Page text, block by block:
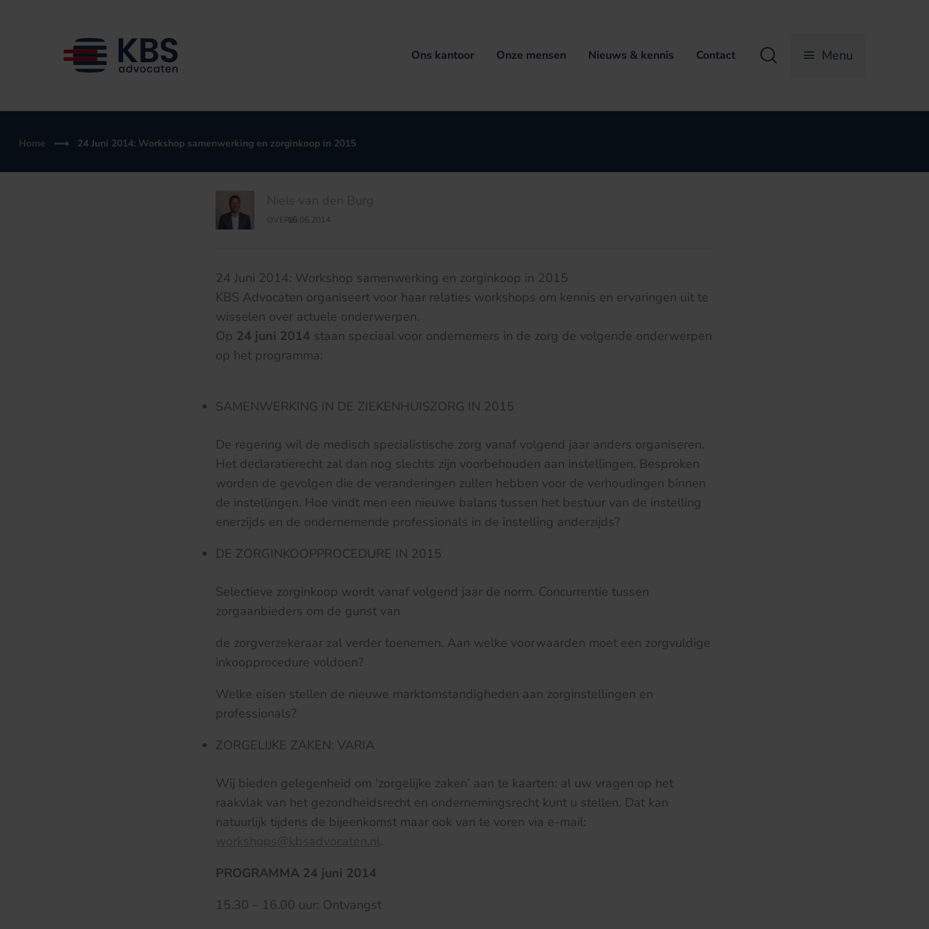
Ons kantoor Onze mensen Nieuws & kennis Contact Zoeken Menu
Home 24 Juni 2014: Workshop samenwerking en zorginkoop in 2015
Niels van den Burg
OVERIG
/
15.06.2014
24 Juni 2014: Workshop samenwerking en zorginkoop in 2015
KBS Advocaten organiseert voor haar relaties workshops om kennis en ervaringen uit te
wisselen over actuele onderwerpen.
Op 24 juni 2014 staan speciaal voor ondernemers in de zorg de volgende onderwerpen
op het programma:
SAMENWERKING IN DE ZIEKENHUISZORG IN 2015
De regering wil de medisch specialistische zorg vanaf volgend jaar anders organiseren.
Het declaratierecht zal dan nog slechts zijn voorbehouden aan instellingen. Besproken
worden de gevolgen die de veranderingen zullen hebben voor de verhoudingen binnen
de instellingen. Hoe vindt men een nieuwe balans tussen het bestuur van de instelling
enerzijds en de ondernemende professionals in de instelling anderzijds?
DE ZORGINKOOPPROCEDURE IN 2015
Selectieve zorginkoop wordt vanaf volgend jaar de norm. Concurrentie tussen
zorgaanbieders om de gunst van
de zorgverzekeraar zal verder toenemen. Aan welke voorwaarden moet een zorgvuldige
inkoopprocedure voldoen?
Welke eisen stellen de nieuwe marktomstandigheden aan zorginstellingen en
professionals?
ZORGELIJKE ZAKEN: VARIA
Wij bieden gelegenheid om ‘zorgelijke zaken’ aan te kaarten: al uw vragen op het
raakvlak van het gezondheidsrecht en ondernemingsrecht kunt u stellen. Dat kan
natuurlijk tijdens de bijeenkomst maar ook van te voren via e-mail:
workshops@kbsadvocaten.nl.
PROGRAMMA 24 juni 2014
15.30 – 16.00 uur: Ontvangst